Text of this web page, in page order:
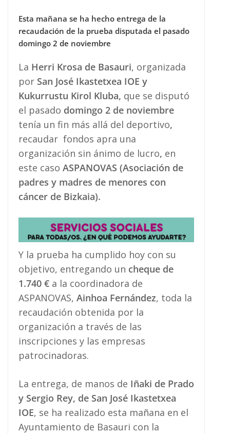
Esta mañana se ha hecho entrega de la
recaudación de la prueba disputada el pasado
domingo 2 de noviembre
La Herri Krosa de Basauri, organizada
por San José Ikastetxea IOE y
Kukurrustu Kirol Kluba, que se disputó
el pasado domingo 2 de noviembre
tenía un fin más allá del deportivo,
recaudar fondos apra una
organización sin ánimo de lucro, en
este caso ASPANOVAS (Asociación de
padres y madres de menores con
cáncer de Bizkaia).
Y la prueba ha cumplido hoy con su
objetivo, entregando un cheque de
1.740 € a la coordinadora de
ASPANOVAS, Ainhoa Fernández, toda la
recaudación obtenida por la
organización a través de las
inscripciones y las empresas
patrocinadoras.
La entrega, de manos de Iñaki de Prado
y Sergio Rey, de San José Ikastetxea
IOE, se ha realizado esta mañana en el
Ayuntamiento de Basauri con la